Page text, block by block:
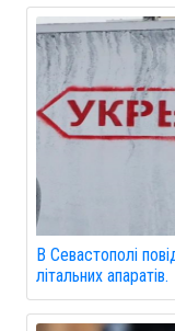
В Севастополі
літальних апаратів.